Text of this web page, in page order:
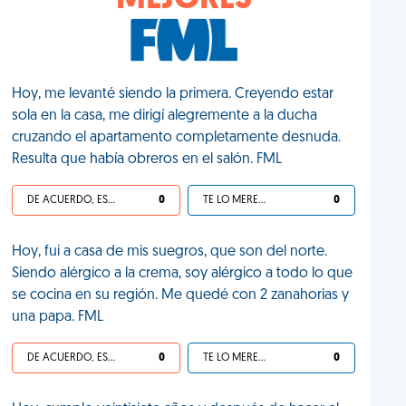
Hoy, me levanté siendo la primera. Creyendo estar
sola en la casa, me dirigí alegremente a la ducha
cruzando el apartamento completamente desnuda.
Resulta que había obreros en el salón. FML
DE ACUERDO, ES UNA VIDA HP 0 TE LO MERECES 0
Hoy, fui a casa de mis suegros, que son del norte.
Siendo alérgico a la crema, soy alérgico a todo lo que
se cocina en su región. Me quedé con 2 zanahorias y
una papa. FML
DE ACUERDO, ES UNA VIDA HP 0 TE LO MERECES 0